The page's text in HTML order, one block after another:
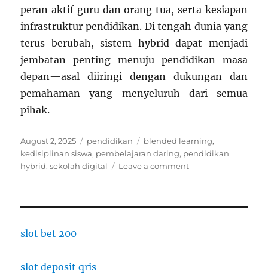
peran aktif guru dan orang tua, serta kesiapan
infrastruktur pendidikan. Di tengah dunia yang
terus berubah, sistem hybrid dapat menjadi
jembatan penting menuju pendidikan masa
depan—asal diiringi dengan dukungan dan
pemahaman yang menyeluruh dari semua
pihak.
Posted
on
August 2, 2025 Categories
pendidikan Tags
blended learning,
kedisiplinan siswa, pembelajaran daring, pendidikan
hybrid,sekolah digital Leave a commenton
slot bet 200
slot deposit qris